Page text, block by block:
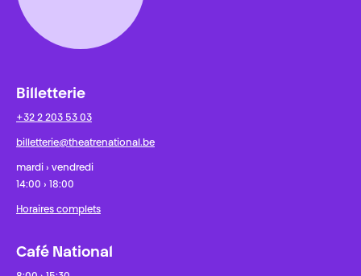
Billetterie
+32 2 203 53 03
billetterie@theatrenational.be
mardi › vendredi
14:00 › 18:00
Horaires complets
Café National